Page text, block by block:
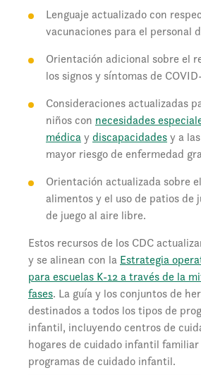
Lenguaje actualizado con
vacunaciones para el personal
Orientación adicional sobre el
los signos y síntomas de
Consideraciones actualizadas
niños con necesidades
médicaydiscapacidadesy a
mayor riesgo de enfermedad
Orientación actualizada sobre
alimentos y el uso de patios de
de juego al aire libre.
Estos recursos de los CDC
y se alinean con la Estrategia
para escuelas K-12 a través de la
fases. La guía y los conjuntos de
destinados a todos los tipos de
infantil, incluyendo centros de
hogares de cuidado infantil
programas de cuidado infantil.